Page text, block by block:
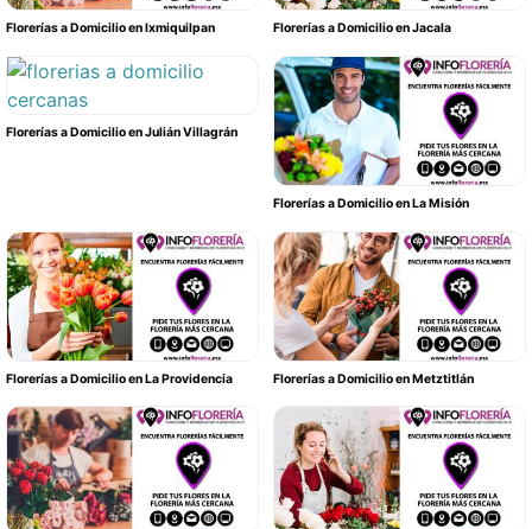
Florerías a Domicilio en Ixmiquilpan Florerías a Domicilio en Jacala
Florerías a Domicilio en Julián Villagrán
Florerías a Domicilio en La Misión
Florerías a Domicilio en La Providencia Florerías a Domicilio en Metztitlán